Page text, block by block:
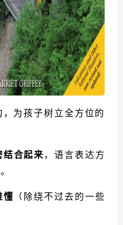
为孩子树立全方位的
合起来 ， 语言表达方
懂 （除绕不过去的一些